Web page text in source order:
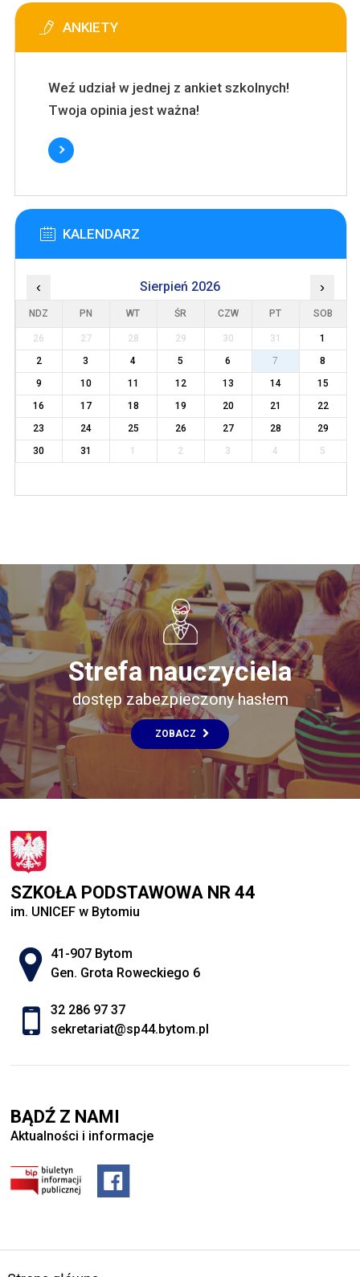
ANKIETY
Weź udział w jednej z ankiet szkolnych!
Twoja opinia jest ważna!
KALENDARZ
‹ Sierpień 2026 ›
NDZ PN WT ŚR CZW PT SOB
26 27 28 29 30 31
1
2
3 4 5 6 7
8
9
10 11 12 13 14
15
16
17 18 19 20 21
22
23
24 25 26 27 28
29
30
31 1 2 3 4 5
Strefa nauczyciela
dostęp zabezpieczony hasłem
ZOBACZ
SZKOŁA PODSTAWOWA NR 44
im. UNICEF w Bytomiu
Adres pocztowy:
41-907 Bytom
Gen. Grota Roweckiego 6
32 286 97 37
sekretariat@sp44.bytom.pl
BĄDŹ Z NAMI
Aktualności i informacje